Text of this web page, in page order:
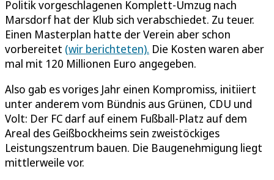
Politik vorgeschlagenen Komplett-Umzug nach
Marsdorf hat der Klub sich verabschiedet. Zu teuer.
Einen Masterplan hatte der Verein aber schon
vorbereitet (wir berichteten). Die Kosten waren aber
mal mit 120 Millionen Euro angegeben.
Also gab es voriges Jahr einen Kompromiss, initiiert
unter anderem vom Bündnis aus Grünen, CDU und
Volt: Der FC darf auf einem Fußball-Platz auf dem
Areal des Geißbockheims sein zweistöckiges
Leistungszentrum bauen. Die Baugenehmigung liegt
mittlerweile vor.